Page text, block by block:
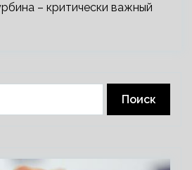
– критически важный